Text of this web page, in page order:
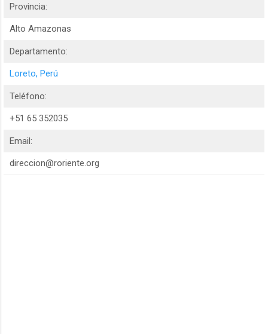
Provincia:
Alto Amazonas
Departamento:
Loreto, Perú
Teléfono:
+51 65 352035
Email:
direccion@roriente.org